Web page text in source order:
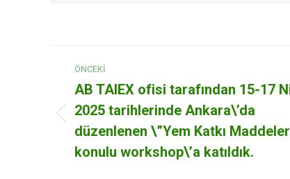
Post
navigation
ÖNCEKI
post:
AB TAIEX ofisi tarafından 15-17
2025 tarihlerinde Ankara\’da
düzenlenen \”Yem Katkı
konulu workshop\’a katıldık.